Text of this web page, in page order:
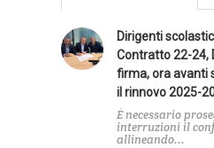
Dirigenti
Contratto 22-24,
firma, ora avanti
il rinnovo 2025-
È necessario
interruzioni il
allineando...